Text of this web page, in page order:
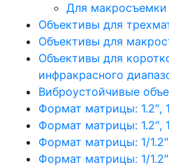
Для макросъемки
Объективы для
Объективы для
Объективы для
инфракрасного
Виброустойчивые
Формат матрицы: 1.2″,
Формат матрицы: 1.2″,
Формат матрицы: 1/
Формат матрицы: 1/